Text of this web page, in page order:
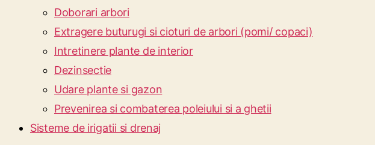
Doborari arbori
Extragere buturugi si cioturi de arbori (pomi/ copaci)
Intretinere plante de interior
Dezinsectie
Udare plante si gazon
Prevenirea si combaterea poleiului si a ghetii
Sisteme de irigatii si drenaj